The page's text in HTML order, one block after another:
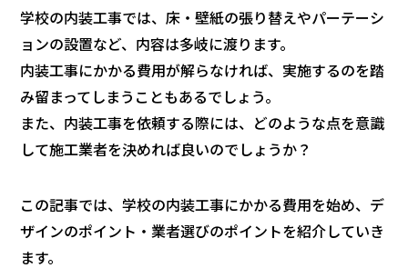
学校の内装工事では、床・壁紙の張り替えやパーテーシ
ョンの設置など、内容は多岐に渡ります。
内装工事にかかる費用が解らなければ、実施するのを踏
み留まってしまうこともあるでしょう。
また、内装工事を依頼する際には、どのような点を意識
して施工業者を決めれば良いのでしょうか？
この記事では、学校の内装工事にかかる費用を始め、デ
ザインのポイント・業者選びのポイントを紹介していき
ます。